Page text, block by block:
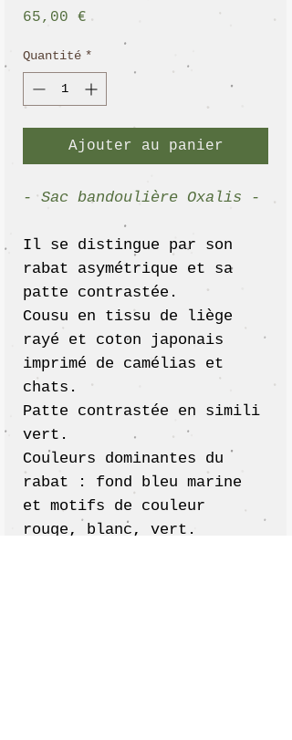
65,00 € Prix
Quantité *
Ajouter au panier
- Sac bandoulière Oxalis -
Il se distingue par son
rabat asymétrique et sa
patte contrastée.
Cousu en tissu de liège
rayé et coton japonais
imprimé de camélias et
chats.
Patte contrastée en simili
vert.
Couleurs dominantes du
rabat : fond bleu marine
et motifs de couleur
rouge, blanc, vert.